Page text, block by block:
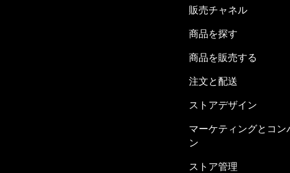
販売チャネル
商品を探す
商品を販売する
注文と配送
ストアデザイン
マーケティングとコン
ン
ストア管理